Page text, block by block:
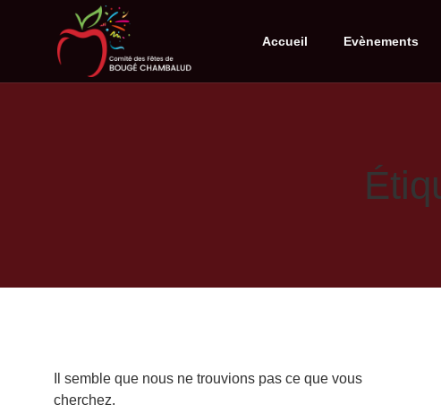
Accueil Evènements
Il semble que nous ne trouvions pas ce que vous
cherchez.